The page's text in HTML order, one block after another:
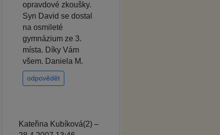
opravdové zkoušky.
Syn David se dostal
na osmileté
gymnázium ze 3.
místa. Díky Vám
všem. Daniela M.
odpovědět
Kateřina Kubíková(2) –